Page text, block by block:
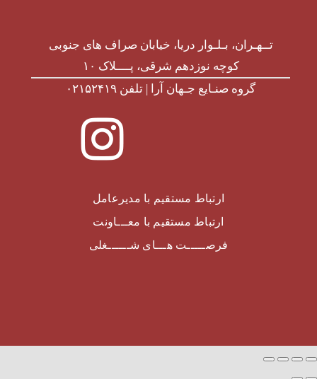
تــهـران، بـلـوار دریا، خیابان صراف های جنوبی
کوچه نوزدهم شرقی، پــــلاک ۱۰
گروه صنـایع جـهان آرا | تلفن ۰۲۱۵۲۴۱۹
ارتباط مستقیم با مدیرعامل
ارتباط مستقیم با معـــاونت
فرصـــــت هـــای شــــــغلی